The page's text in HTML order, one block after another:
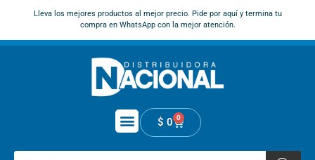
Lleva los mejores productos al mejor precio. Pide por aquí y termina tu
compra en WhatsApp con la mejor atención.
$ 0 0